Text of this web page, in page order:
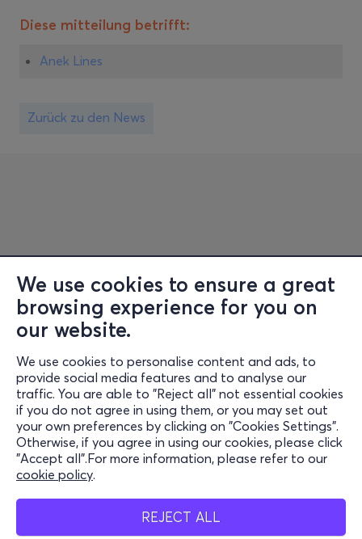
We use cookies to ensure a great
browsing experience for you on
our website.
We use cookies to personalise content and ads, to
provide social media features and to analyse our
traffic. You are able to "Reject all" not essential cookies
if you do not agree in using them, or you may set out
your own preferences by clicking on "Cookies Settings".
Otherwise, if you agree in using our cookies, please click
"Accept all".For more information, please refer to our
cookie policy.
REJECT ALL
Diese mitteilung betrifft:
Anek Lines
Zurück zu den News
Information
Support
Stay Connected
Mobile App